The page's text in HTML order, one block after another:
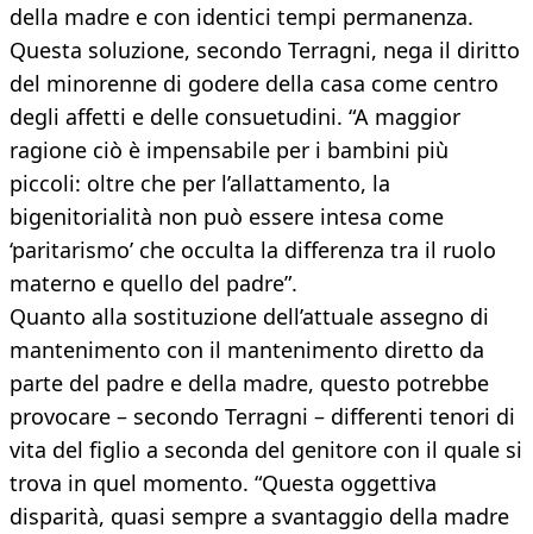
della madre e con identici tempi permanenza.
Questa soluzione, secondo Terragni, nega il diritto
del minorenne di godere della casa come centro
degli affetti e delle consuetudini. “A maggior
ragione ciò è impensabile per i bambini più
piccoli: oltre che per l’allattamento, la
bigenitorialità non può essere intesa come
‘paritarismo’ che occulta la differenza tra il ruolo
materno e quello del padre”.
Quanto alla sostituzione dell’attuale assegno di
mantenimento con il mantenimento diretto da
parte del padre e della madre, questo potrebbe
provocare – secondo Terragni – differenti tenori di
vita del figlio a seconda del genitore con il quale si
trova in quel momento. “Questa oggettiva
disparità, quasi sempre a svantaggio della madre